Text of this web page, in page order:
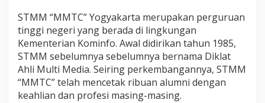
STMM “MMTC” Yogyakarta merupakan perguruan
tinggi negeri yang berada di lingkungan
Kementerian Kominfo. Awal didirikan tahun 1985,
STMM sebelumnya sebelumnya bernama Diklat
Ahli Multi Media. Seiring perkembangannya, STMM
“MMTC” telah mencetak ribuan alumni dengan
keahlian dan profesi masing-masing.